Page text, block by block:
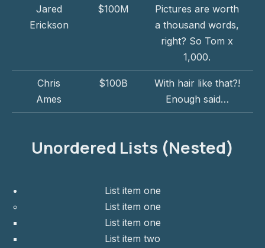
Jared
Erickson
$100M
Pictures are worth
a thousand words,
right? So Tom x
1,000.
Chris
Ames
$100B
With hair like that?!
Enough said…
Unordered Lists (Nested)
List item one
List item one
List item one
List item two